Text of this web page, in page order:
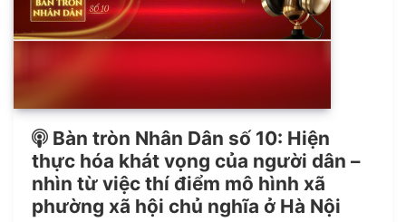
Bàn tròn Nhân Dân số 10: Hiện
thực hóa khát vọng của người dân –
nhìn từ việc thí điểm mô hình xã
phường xã hội chủ nghĩa ở Hà Nội